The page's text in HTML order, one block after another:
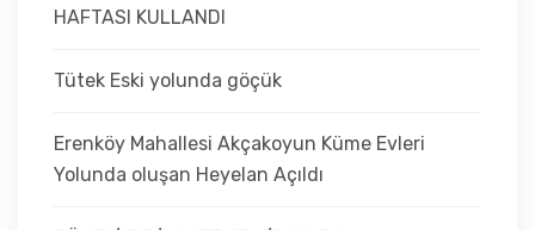
HAFTASI KULLANDI
Tütek Eski yolunda göçük
Erenköy Mahallesi Akçakoyun Küme Evleri
Yolunda oluşan Heyelan Açıldı